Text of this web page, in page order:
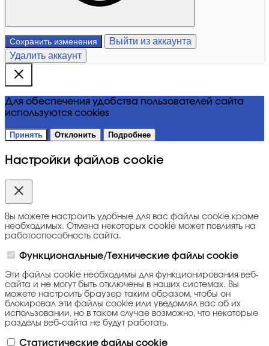
Сохранить изменения
Выйти из аккаунта
Удалить аккаунт
Для обеспечения удобства пользователей сайта
используются cookies
Принять Отклонить Подробнее
Настройки файлов cookie
Вы можете настроить удобные для вас файлы cookie кроме
необходимых. Отмена некоторых cookie может повлиять на
работоспособность сайта.
Функциональные/Технические файлы cookie
Эти файлы cookie необходимы для функционирования веб-
сайта и не могут быть отключены в наших системах. Вы
можете настроить браузер таким образом, чтобы он
блокировал эти файлы cookie или уведомлял вас об их
использовании, но в таком случае возможно, что некоторые
разделы веб-сайта не будут работать.
Статистические файлы cookie